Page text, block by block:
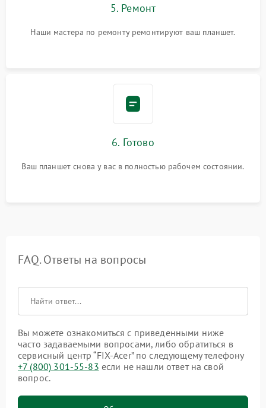
5. Ремонт
Наши мастера по ремонту ремонтируют ваш планшет.
6. Готово
Ваш планшет снова у вас в полностью рабочем состоянии.
FAQ. Ответы на вопросы
Вы можете ознакомиться с приведенными ниже
часто задаваемыми вопросами, либо обратиться в
сервисный центр “FIX-Acer” по следующему телефону
+7 (800) 301-55-83 если не нашли ответ на свой
вопрос.